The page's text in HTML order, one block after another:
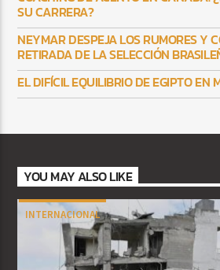
SU CARRERA?
NEYMAR DESPEJA LOS RUMORES Y
RETIRADA DE LA SELECCIÓN
EL DIFÍCIL EQUILIBRIO DE EGIPTO EN
YOU MAY ALSO LIKE
INTERNACIONAL